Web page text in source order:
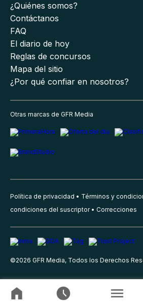
¿Quiénes somos?
Contáctanos
FAQ
El diario de hoy
Reglas de concursos
Mapa del sitio
¿Por qué confiar en nosotros?
Otras marcas de GFR Media
Política de privacidad Términos y
condiciones del suscriptor
Correcciones
©2026 GFR Media, Todos los Derechos